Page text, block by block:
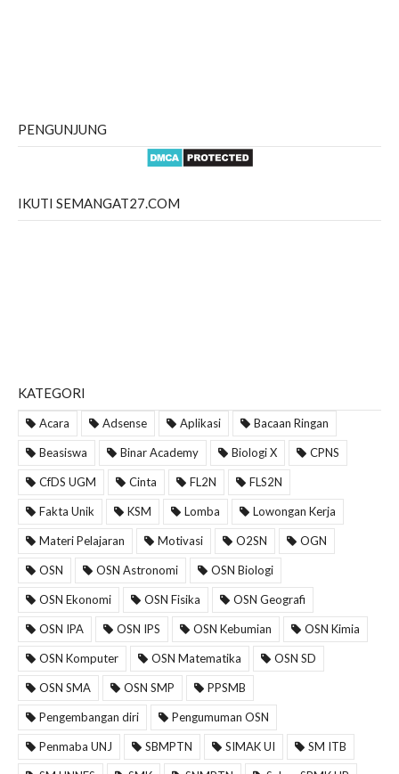
PENGUNJUNG
IKUTI SEMANGAT27.COM
KATEGORI
Acara Adsense Aplikasi Bacaan Ringan
Beasiswa Binar Academy Biologi X CPNS
CfDS UGM Cinta FL2N FLS2N
Fakta Unik KSM Lomba Lowongan Kerja
Materi Pelajaran Motivasi O2SN OGN
OSN OSN Astronomi OSN Biologi
OSN Ekonomi OSN Fisika OSN Geografi
OSN IPA OSN IPS OSN Kebumian OSN Kimia
OSN Komputer OSN Matematika OSN SD
OSN SMA OSN SMP PPSMB
Pengembangan diri Pengumuman OSN
Penmaba UNJ SBMPTN SIMAK UI SM ITB